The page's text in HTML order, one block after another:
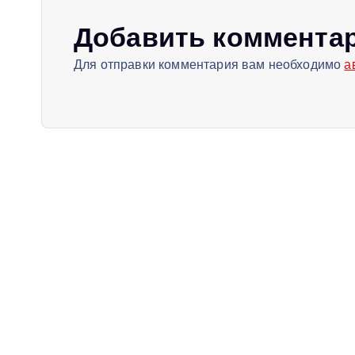
и
Добавить
Для отправки комментария вам необходимо